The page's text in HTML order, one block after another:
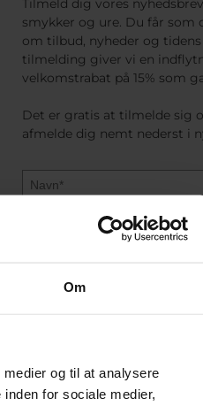
Om
og til at analysere
for sociale medier,
Tilmeld dig vores
smykker og ure. Du får som
om tilbud, nyheder og
tilmelding giver vi en
velkomstrabat på 15% som
Det er gratis at tilmelde sig
afmelde dig nemt nederst i
Tilmeld mig